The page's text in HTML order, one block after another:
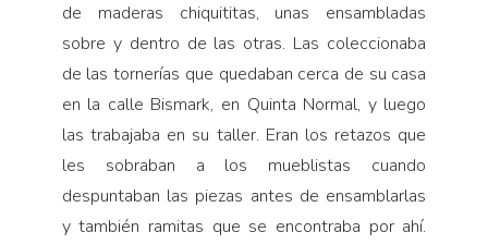
de maderas chiquititas, unas ensambladas
sobre y dentro de las otras. Las coleccionaba
de las tornerías que quedaban cerca de su casa
en la calle Bismark, en Quinta Normal, y luego
las trabajaba en su taller. Eran los retazos que
les sobraban a los mueblistas cuando
despuntaban las piezas antes de ensamblarlas
y también ramitas que se encontraba por ahí.